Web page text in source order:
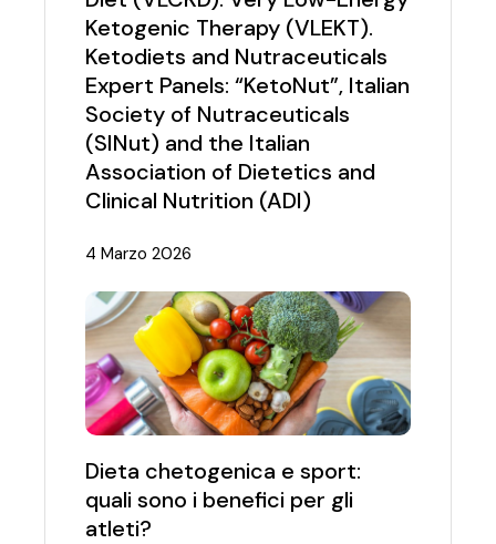
Ketogenic Therapy (VLEKT).
Ketodiets and Nutraceuticals
Expert Panels: “KetoNut”, Italian
Society of Nutraceuticals
(SINut) and the Italian
Association of Dietetics and
Clinical Nutrition (ADI)
4 Marzo 2026
Dieta chetogenica e sport:
quali sono i benefici per gli
atleti?